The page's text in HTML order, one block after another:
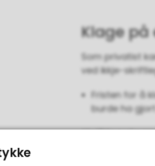
Klage på
Som privatist
ved ikkje-
Fristen for å
burde ha
Skriftleg
Dersom du